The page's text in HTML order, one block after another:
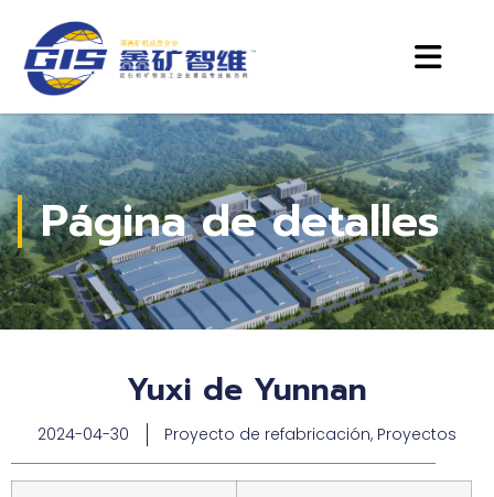
Página de detalles
Yuxi de Yunnan
2024-04-30 Proyecto de refabricación, Proyectos